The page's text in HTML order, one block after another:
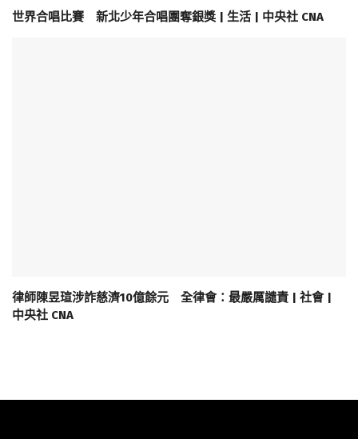
世界合唱比賽 新北少年合唱團奪銀獎 | 生活 | 中央社 CNA
律師陳昱瑄涉詐慈濟10億餘元 全律會：最嚴厲譴責 | 社會 |
中央社 CNA